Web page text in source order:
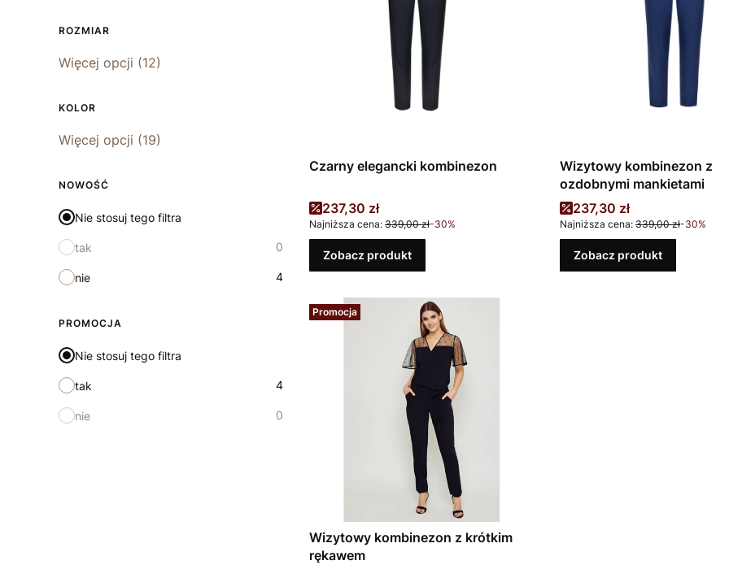
ROZMIAR
Rozmiar
Więcej opcji (12)
KOLOR
Kolor
Więcej opcji (19)
NOWOŚĆ
Nie stosuj tego filtra
tak 0
nie 4
PROMOCJA
Nie stosuj tego filtra
tak 4
nie 0
Czarny elegancki kombinezon
Cena promocyjna
237,30 zł
Najniższa cena: 339,00 zł-30%
Zobacz produkt
Wizytowy kombinezon z
ozdobnymi mankietami
Cena promocyjna
237,30 zł
Najniższa cena: 339,00 zł-30%
Zobacz produkt
Promocja
Wizytowy kombinezon z krótkim
rękawem